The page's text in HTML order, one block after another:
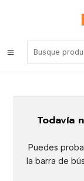
Linternas
Todavía
Puedes
la barra de